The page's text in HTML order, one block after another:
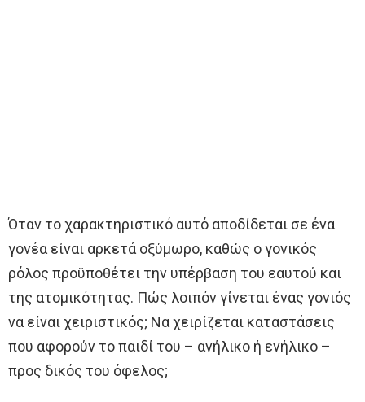
Όταν το χαρακτηριστικό αυτό αποδίδεται σε ένα
γονέα είναι αρκετά οξύμωρο, καθώς ο γονικός
ρόλος προϋποθέτει την υπέρβαση του εαυτού και
της ατομικότητας. Πώς λοιπόν γίνεται ένας γονιός
να είναι χειριστικός; Να χειρίζεται καταστάσεις
που αφορούν το παιδί του – ανήλικο ή ενήλικο –
προς δικός του όφελος;